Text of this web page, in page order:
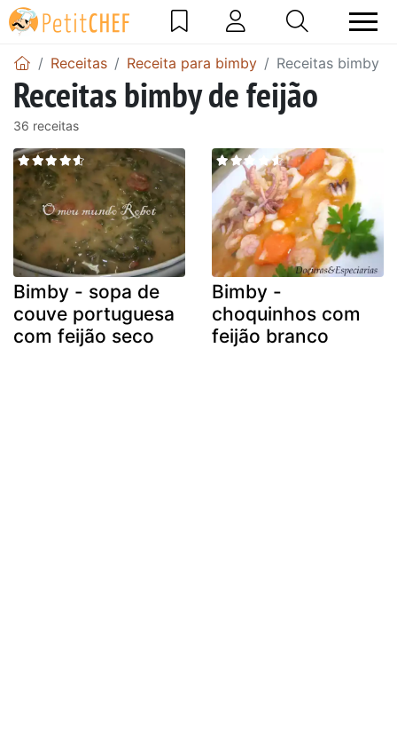
Receitas Receita para bimby Receitas bimby
Receitas bimby de feijão
36 receitas
Bimby - sopa de
couve portuguesa
com feijão seco
Bimby -
choquinhos com
feijão branco